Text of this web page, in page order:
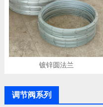
镀锌圆法兰
调节阀系列